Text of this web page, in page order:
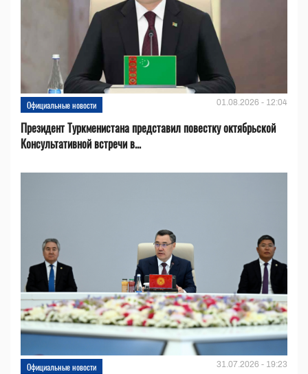
Официальные новости 01.08.2026 - 12:04
Президент Туркменистана представил повестку октябрьской
Консультативной встречи в...
Официальные новости 31.07.2026 - 19:23